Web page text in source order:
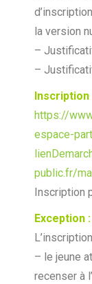
la version
–
–
Inscription
https://
espace-
public.fr/
Inscription
Exception
– le jeune
recenser à